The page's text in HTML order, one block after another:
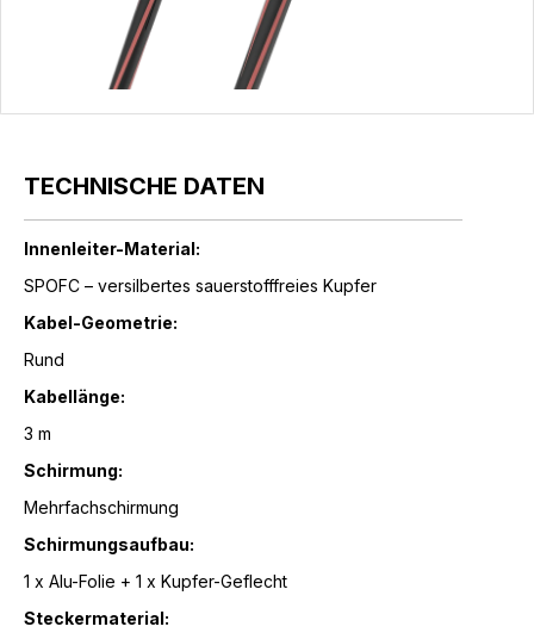
TECHNISCHE DATEN
Innenleiter-Material:
SPOFC – versilbertes sauerstofffreies Kupfer
Kabel-Geometrie:
Rund
Kabellänge:
3 m
Schirmung:
Mehrfachschirmung
Schirmungsaufbau:
1 x Alu-Folie + 1 x Kupfer-Geflecht
Steckermaterial: